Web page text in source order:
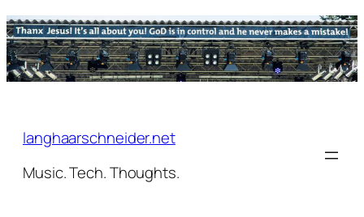
Zum
Inhalt
springen
langhaarschneider.net
Music. Tech. Thoughts.